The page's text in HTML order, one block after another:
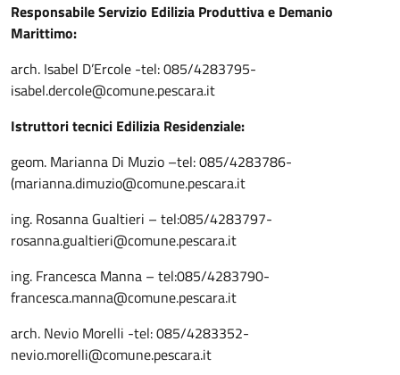
Responsabile Servizio Edilizia Produttiva e Demanio
Marittimo:
arch. Isabel D’Ercole -tel: 085/4283795-
isabel.dercole@comune.pescara.it
Istruttori tecnici Edilizia Residenziale:
geom. Marianna Di Muzio –tel: 085/4283786-
(marianna.dimuzio@comune.pescara.it
ing. Rosanna Gualtieri – tel:085/4283797-
rosanna.gualtieri@comune.pescara.it
ing. Francesca Manna – tel:085/4283790-
francesca.manna@comune.pescara.it
arch. Nevio Morelli -tel: 085/4283352-
nevio.morelli@comune.pescara.it